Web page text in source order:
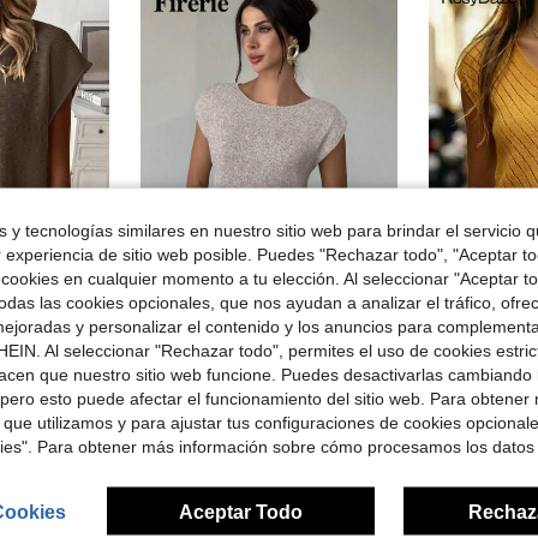
de $1.78
estilo minimalista y casual para uso diario
16
Firerie
-11% Firerie Suéter de punto elegante, holgado, informal, versátil, sin mangas, para salir, para mujer, para la escuela en otoño/invierno.
$8.59 1k+ vendidos
-12% SHEIN Top de punto ajustado casual con
$12.29
y tecnologías similares en nuestro sitio web para brindar el servicio
de sitio web posible. Puedes "Rechazar todo", "Aceptar
en cualquier momento a tu elección. Al seleccionar "Aceptar
las cookies opcionales, que nos ayudan a analizar el tráfico,
y personalizar el contenido y los anuncios para
Al seleccionar "Rechazar todo", permites el uso de cookies
que nuestro sitio web funcione. Puedes desactivarlas cambiando
esto puede afectar el funcionamiento del sitio web. Para obtener
utilizamos y para ajustar tus configuraciones de cookies
Para obtener más información sobre cómo procesamos los datos
Aceptar Todo